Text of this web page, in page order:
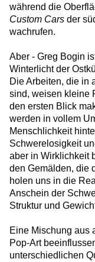
während die
Custom Cars der
wachrufen.
Aber - Greg Bogin
Winterlicht der
Die Arbeiten, die in
sind, weisen kleine
den ersten Blick
werden in vollem
Menschlichkeit
Schwerelosigkeit
aber in Wirklichkeit
den Gemälden, die
holen uns in die
Anschein der
Struktur und
Eine Mischung aus
Pop-Art
unterschiedlichen